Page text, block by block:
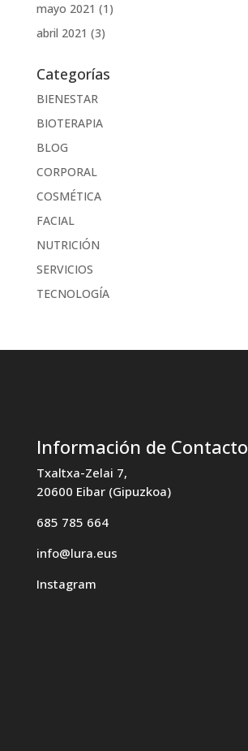
mayo 2021 (1)
abril 2021 (3)
Categorías
BIENESTAR
BIOTERAPIA
BLOG
CORPORAL
COSMÉTICA
FACIAL
NUTRICIÓN
SERVICIOS
TECNOLOGÍA
Información de Contacto
Txaltxa-Zelai 7,
20600 Eibar (Gipuzkoa)
685 785 664
info@lura.eus
Instagram